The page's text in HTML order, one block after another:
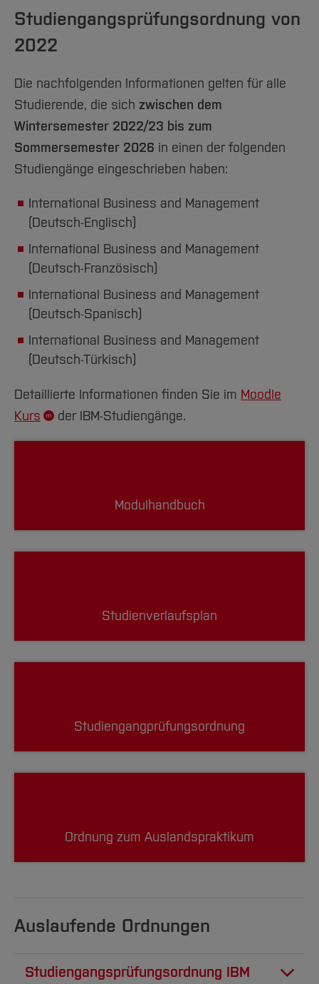
Arbeiten im FB G
Forschung und Projekte
International
Team
Service
Studieninteressierte
Aktuelles
Studium
Forschung und Entwicklung
International
Team
Service
Notfall-Infos
BO Shop
Familiengerechte Hochschule
Gleichstellung
Vertretungen
Wahlen
Hochschulbibliothek
Hochschulkommunikation
Medienzentrum
qed-Stiftung
Zentrale Studienberatung
Studiengangsprüfungsordnung von
2022
Die nachfolgenden Informationen gelten für alle
Studierende, die sich zwischen dem
Wintersemester 2022/23 bis zum
Sommersemester 2026 in einen der folgenden
Studiengänge eingeschrieben haben:
International Business and Management
(Deutsch-Englisch)
International Business and Management
(Deutsch-Französisch)
International Business and Management
(Deutsch-Spanisch)
International Business and Management
(Deutsch-Türkisch)
Detaillierte Informationen finden Sie im Moodle
Kurs
der IBM-Studiengänge.
Modulhandbuch
Studienverlaufsplan
Studiengangprüfungsordnung
Ordnung zum Auslandspraktikum
Auslaufende Ordnungen
Studiengangsprüfungsordnung IBM